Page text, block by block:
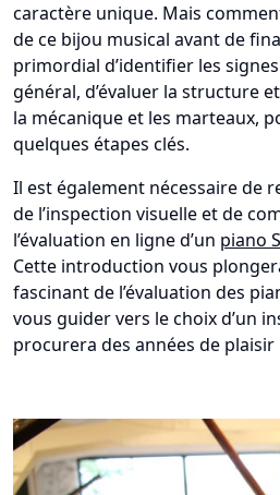
caractère unique. Mais
de ce bijou musical avant de
primordial d’identifier les
général, d’évaluer la structure
la mécanique et les marteaux,
quelques étapes clés.
Il est également nécessaire de
de l’inspection visuelle et de
l’évaluation en ligne d’un piano
Cette introduction vous
fascinant de l’évaluation des
vous guider vers le choix d’un
procurera des années de plaisir